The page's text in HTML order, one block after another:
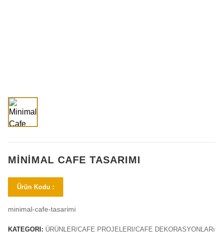
MINIMAL CAFE TASARIMI
Ürün Kodu :
minimal-cafe-tasarimi
KATEGORI: ÜRÜNLER/CAFE PROJELERI/CAFE DEKORASYONLARı